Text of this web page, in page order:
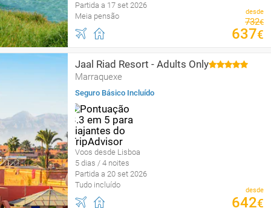
Partida a 17 set 2026
Meia pensão
desde
732€
637€
Jaal Riad Resort - Adults Only
Marraquexe
Seguro Básico Incluído
Voos desde Lisboa
5 dias / 4 noites
Partida a 20 set 2026
Tudo incluído
desde
642€